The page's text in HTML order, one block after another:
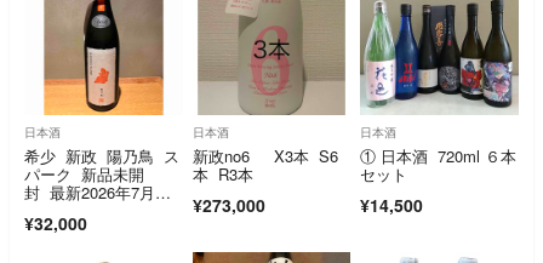
日本酒
希少 新政 陽乃鳥 ス
パーク 新品未開
封 最新2026年7月出
¥32,000
日本酒
新政no6 X3本 S6
本 R3本
¥273,000
日本酒
① 日本酒 720ml ６本
セット
¥14,500